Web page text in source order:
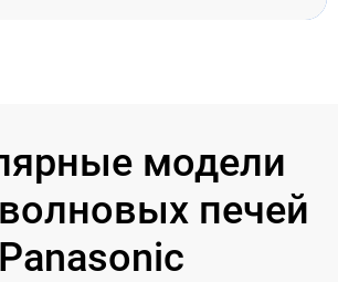
модели
печей
Panasonic